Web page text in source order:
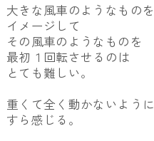
大きな風車のようなものを
イメージして
その風車のようなものを
最初１回転させるのは
とても難しい。
重くて全く動かないように
すら感じる。